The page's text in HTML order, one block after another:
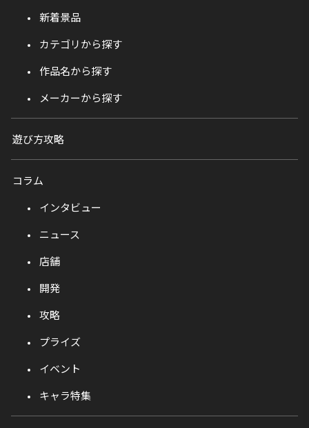
新着景品
カテゴリから探す
作品名から探す
メーカーから探す
遊び方攻略
コラム
インタビュー
ニュース
店舗
開発
攻略
プライズ
イベント
キャラ特集